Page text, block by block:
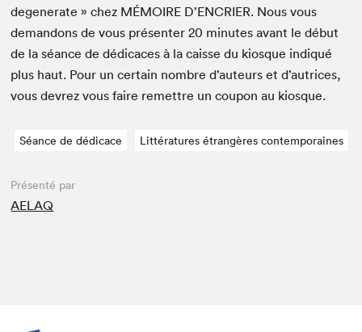
degen­er­ate » chez MÉMOIRE D’EN­CRIER. Nous vous
deman­dons de vous présen­ter20 min­utes avant le début
de la séance de dédi­caces à la caisse du kiosque indiqué
plus haut. Pour un cer­tain nom­bre d’auteurs et d’autrices,
vous devrez vous faire remet­tre un coupon au kiosque.
Séance de dédicace Littératures étrangères contemporaines
Présenté par
AELAQ